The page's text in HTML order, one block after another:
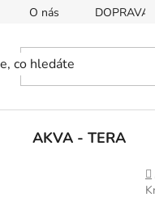
O nás DOPRAVA
AKVA - TERA